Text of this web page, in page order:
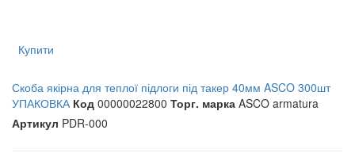
Купити
Скоба якірна для теплої підлоги під такер 40мм ASCO 300шт
УПАКОВКА Код 00000022800 Торг. марка ASCO armatura
Артикул PDR-000